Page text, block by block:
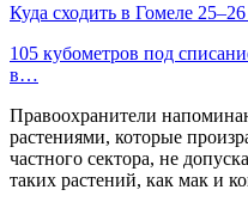
Куда сходить в Гомеле
105 кубометров под
в…
Правоохранители
растениями, которые
частного сектора, не
таких растений, как мак и